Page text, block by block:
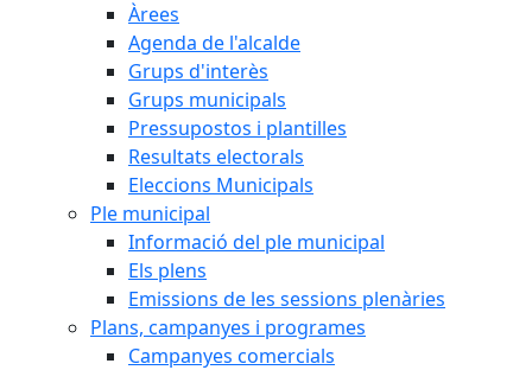
Àrees
Agenda de l'alcalde
Grups d'interès
Grups municipals
Pressupostos i plantilles
Resultats electorals
Eleccions Municipals
Ple municipal
Informació del ple municipal
Els plens
Emissions de les sessions plenàries
Plans, campanyes i programes
Campanyes comercials